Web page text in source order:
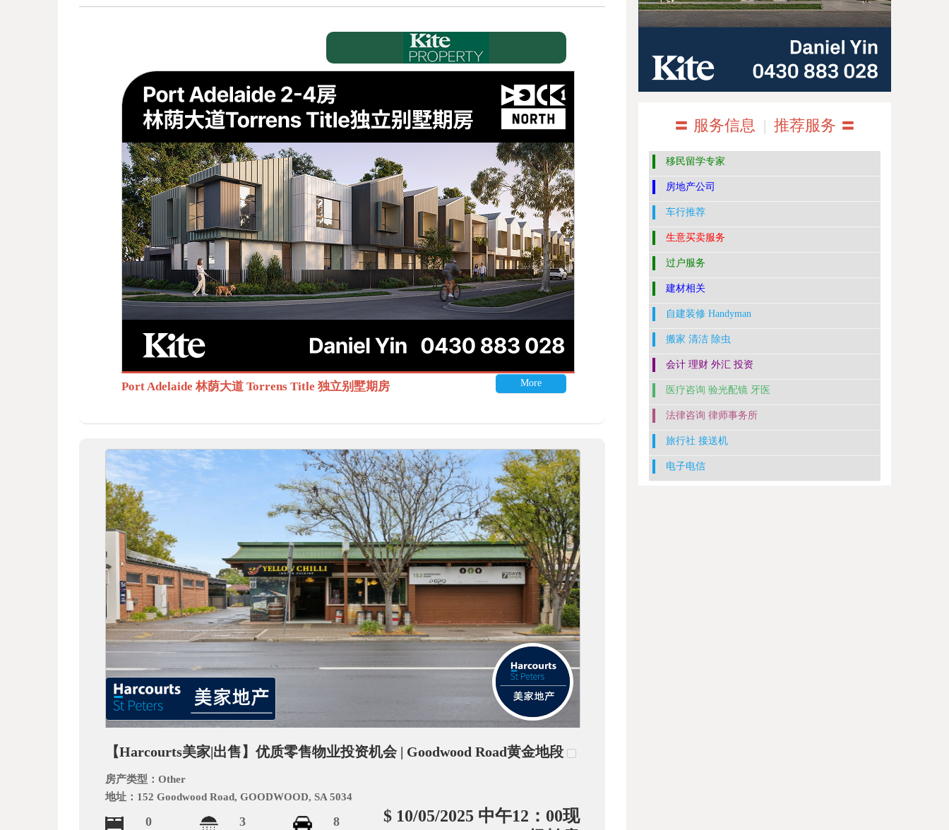
Port Adelaide 林荫大道 Torrens Title 独立别墅期房 More
【Harcourts美家|出售】优质零售物业投资机会 | Goodwood Road黄金地段
房产类型：Other
地址： 152 Goodwood Road, GOODWOOD, SA 5034
0 3 8
$ 10/05/2025 中午12：00现
〓 服务信息 | 推荐服务 〓
移民留学专家
房地产公司
车行推荐
生意买卖服务
过户服务
建材相关
自建装修 Handyman
搬家 清洁 除虫
会计 理财 外汇 投资
医疗咨询 验光配镜 牙医
法律咨询 律师事务所
旅行社 接送机
电子电信